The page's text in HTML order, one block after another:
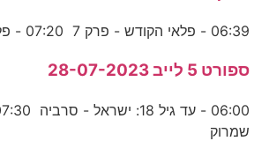
06:39 - פלאי הקודש - פרק 7 07:20 - פלאי הקודש - פרק
ספורט 5 לייב 28-07-2023
שמרוק